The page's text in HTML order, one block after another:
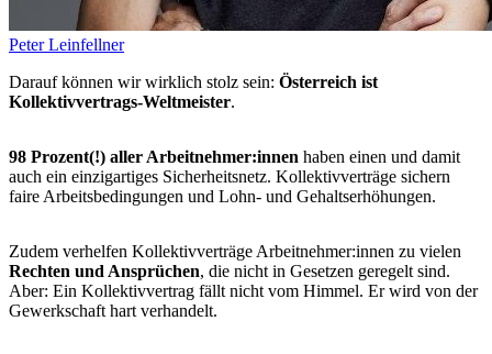
Peter Leinfellner
Darauf können wir wirklich stolz sein: Österreich ist
Kollektivvertrags-Weltmeister.
98 Prozent(!) aller Arbeitnehmer:innen haben einen und damit
auch ein einzigartiges Sicherheitsnetz. Kollektivverträge sichern
faire Arbeitsbedingungen und Lohn- und Gehaltserhöhungen.
Zudem verhelfen Kollektivverträge Arbeitnehmer:innen zu vielen
Rechten und Ansprüchen, die nicht in Gesetzen geregelt sind.
Aber: Ein Kollektivvertrag fällt nicht vom Himmel. Er wird von der
Gewerkschaft hart verhandelt.